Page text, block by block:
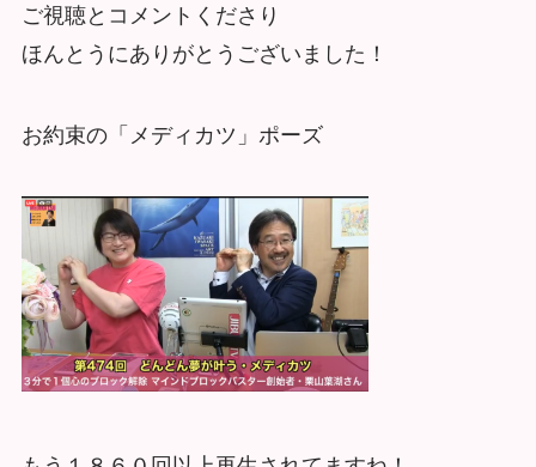
ご視聴とコメントくださり
ほんとうにありがとうございました！
お約束の「メディカツ」ポーズ